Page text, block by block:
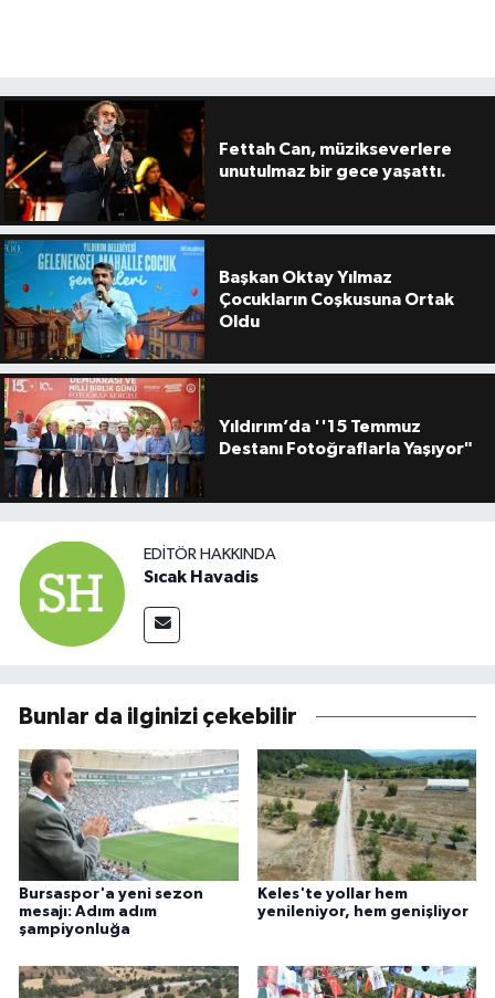
Fettah Can, müzikseverlere
unutulmaz bir gece yaşattı.
Başkan Oktay Yılmaz
Çocukların Coşkusuna Ortak
Oldu
Yıldırım’da ''15 Temmuz
Destanı Fotoğraflarla Yaşıyor"
EDITÖR HAKKINDA
Sıcak Havadis
Bunlar da ilginizi çekebilir
Bursaspor'a yeni sezon
mesajı: Adım adım
şampiyonluğa
Keles'te yollar hem
yenileniyor, hem genişliyor